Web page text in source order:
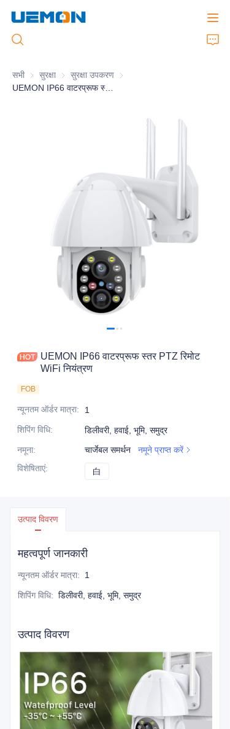
सभी सुरक्षा सुरक्षासुरक्षा उपकरण सुरक्षा उपकरण
UEMON IP66 वाटरप्रूफ स्तर PTZ रिमोट WiFi नियंत्रण
UEMON IP66 वाटरप्रूफ स्तर PTZ रिमोट
WiFi नियंत्रण
FOB
न्यूनतम ऑर्डर मात्रा:
1
शिपिंग विधि:
डिलीवरी, हवाई, भूमि, समुद्र
नमूना: चार्जेबल समर्थन
नमूने प्राप्त करें
विशेषिताएं: 白
उत्पाद विवरण
महत्वपूर्ण जानकारी
न्यूनतम ऑर्डर मात्रा: 1
शिपिंग विधि: डिलीवरी, हवाई, भूमि, समुद्र
उत्पाद विवरण
होम